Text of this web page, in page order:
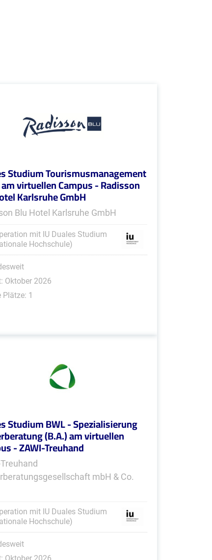
Studium Tourismusmanagement
virtuellen Campus - Radisson
Karlsruhe GmbH
Blu Hotel Karlsruhe GmbH
mit IU Duales Studium
Hochschule)
Oktober 2026
Plätze: 1
Studium BWL - Spezialisierung
(B.A.) am virtuellen
- ZAWI-Treuhand
mbH & Co.
mit IU Duales Studium
Hochschule)